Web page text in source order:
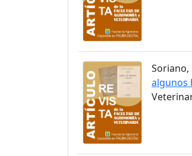
Soriano,
algunos